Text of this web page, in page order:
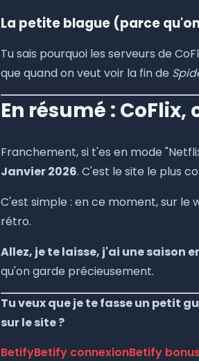
La petite blague (parce
Tu sais pourquoi les serveurs de
que quand on veut voir la fin de
En résumé : CoFlix,
Franchement, si t'es en mode
Janvier 2026. C'est le site le plus
C'est simple : en ce moment, sur le
rétro.
Allez, je te laisse, j'ai une saison
qu'on garde précieusement.
Tu veux que je te fasse un petit
sur le site ?
BetifyBetify connexionBetify